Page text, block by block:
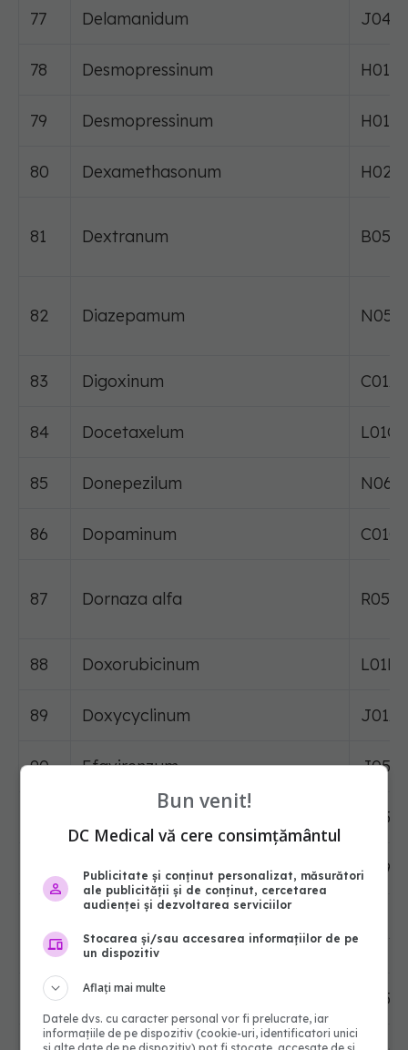
77 Delamanidum
78 Desmopressinum
79 Desmopressinum
80 Dexamethasonum
81 Dextranum
82 Diazepamum
83 Digoxinum
84 Docetaxelum
85 Donepezilum
86 Dopaminum
87 Dornaza alfa
88 Doxorubicinum
89 Doxycyclinum
90 Efavirenzum
Enalaprilum
93 Enoxaparinum
94 Entecavirum
Bun venit!
DC Medical vă cere consimțământul
Publicitate și conținut personalizat, măsurători
ale publicității și de conținut, cercetarea
audienței și dezvoltarea serviciilor
Stocarea și/sau accesarea informațiilor de pe
un dispozitiv
Aflați mai multe
Datele dvs. cu caracter personal vor fi prelucrate, iar
informațiile de pe dispozitiv (cookie-uri, identificatori unici